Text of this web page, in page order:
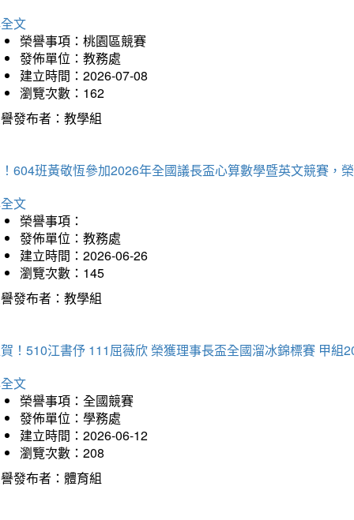
文
榮譽事項：桃園區競賽
發佈單位：教務處
建立時間：2026-07-08
瀏覽次數：162
發布者：教學組
604班黃敬恆參加2026年全國議長盃心算數學暨英文競賽，
文
榮譽事項：
發佈單位：教務處
建立時間：2026-06-26
瀏覽次數：145
發布者：教學組
！510江書伃 111屈薇欣 榮獲理事長盃全國溜冰錦標賽 甲組
文
榮譽事項：全國競賽
發佈單位：學務處
建立時間：2026-06-12
瀏覽次數：208
發布者：體育組